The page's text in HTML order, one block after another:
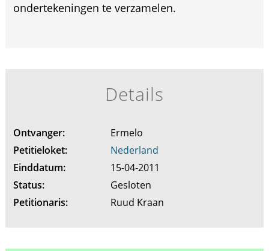
ondertekeningen te verzamelen.
Details
Ontvanger:
Ermelo
Petitieloket:
Nederland
Einddatum:
15-04-2011
Status:
Gesloten
Petitionaris:
Ruud Kraan